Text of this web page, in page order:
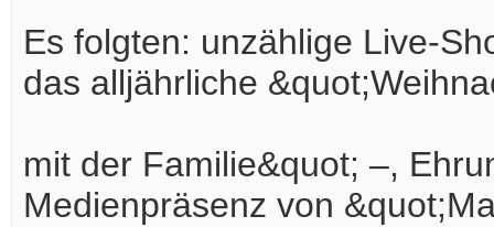
Es folgten: unzählige Live-
das alljährliche
mit der Familie&quot; –,
Medienpräsenz von